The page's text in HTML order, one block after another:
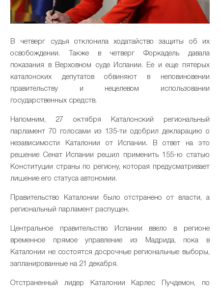
В четверг судья отклонила ходатайство защиты об их
освобождении. Также в четверг Форкадель давала
показания в Верховном суде Испании. Ее и еще пятерых
каталонских депутатов обвиняют в неповиновении
правительству и нецелевом использовании
государственных средств.
Напомним, 27 октября Каталонский региональный
парламент 70 голосами из 135-ти одобрил декларацию о
независимости Каталонии от Испании. В ответ на это
решение Сенат Испании решил применить 155-ю статью
Конституции страны по региону, которая предусматривает
лишение его статуса автономии.
Правительство Каталонии было отстранено от власти, а
региональный парламент распущен.
Центральное правительство Испании ввело в регионе
временное прямое управление из Мадрида, пока в
Каталонии не состоятся досрочные региональные выборы,
запланированные на 21 декабря.
Отстраненный лидер Каталонии Карлес Пучдемон, по